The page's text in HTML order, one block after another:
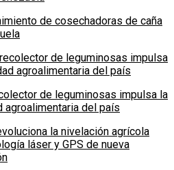
de cosechadoras de caña
de leguminosas impulsa la
agroalimentaria del país